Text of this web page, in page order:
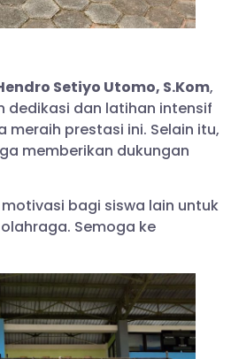
Setiyo Utomo, S.Kom,
dedikasi dan latihan intensif
prestasi ini. Selain itu,
memberikan dukungan
bagi siswa lain untuk
Semoga ke